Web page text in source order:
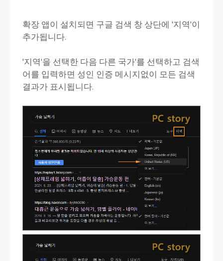
확장 앱이 설치되면 구글 검색 창 상단에 '지역'이
추가됩니다.
'지역'을 선택한 다음 다른 국가'를 선택하고 검색
어를 입력하면 성인 인증 메시지없이 모든 검색
결과가 표시됩니다.